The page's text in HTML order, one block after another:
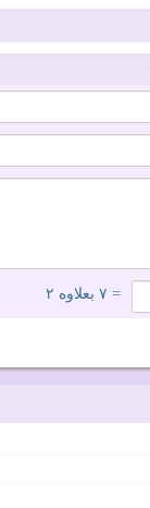
= ۷ بعلاوه ۲